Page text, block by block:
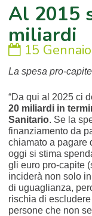
Al 2015
miliardi
15
La spesa pro-
“Da qui al 2025 ci
20 miliardi in
Sanitario. Se la
finanziamento da
chiamato a pagare
oggi si stima
gli euro pro-capite
inciderà non solo
di uguaglianza,
rischia di
persone che non